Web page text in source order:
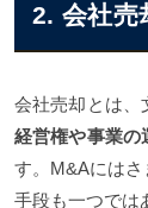
2. 会社売
会社売却とは、
経営権や事業の
す。M&Aには
手段も一つでは